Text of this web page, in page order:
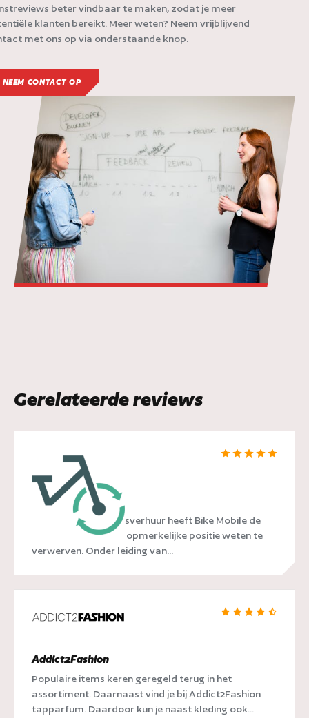
beter vindbaar te maken, zodat je meer
klanten bereikt. Meer weten? Neem vrijblijvend
met ons op via onderstaande knop.
NEEM CONTACT OP
Gerelateerde reviews
Bike Mobile
In de wereld van fietsverhuur heeft Bike Mobile de
afgelopen jaren een opmerkelijke positie weten te
verwerven. Onder leiding van...
Addict2Fashion
Populaire items keren geregeld terug in het
assortiment. Daarnaast vind je bij Addict2Fashion
tapparfum. Daardoor kun je naast kleding ook...